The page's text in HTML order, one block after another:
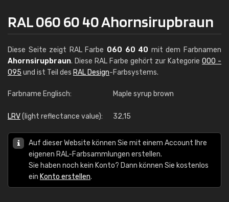
RAL 060 60 40 Ahornsirupbraun
Diese Seite zeigt RAL Farbe 060 60 40 mit dem Farbnamen
Ahornsirupbraun. Diese RAL Farbe gehört zur Kategorie 000 -
095 und ist Teil des RAL Design-Farbsystems.
Farbname Englisch: Maple syrup brown
LRV(light reflectance value): 32,15
Auf dieser Website können Sie mit einem Account Ihre
eigenen RAL-Farbsammlungen erstellen.
Sie haben noch kein Konto? Dann können Sie kostenlos
ein Konto erstellen.